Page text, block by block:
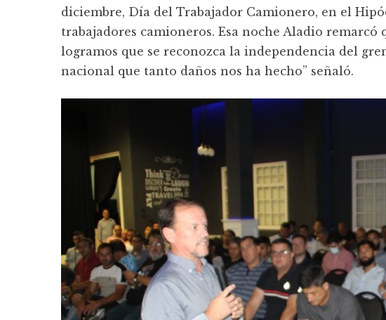
diciembre, Día del Trabajador Camionero, en el
trabajadores camioneros. Esa noche Aladio remarcó
logramos que se reconozca la independencia del
nacional que tanto daños nos ha hecho” señaló.